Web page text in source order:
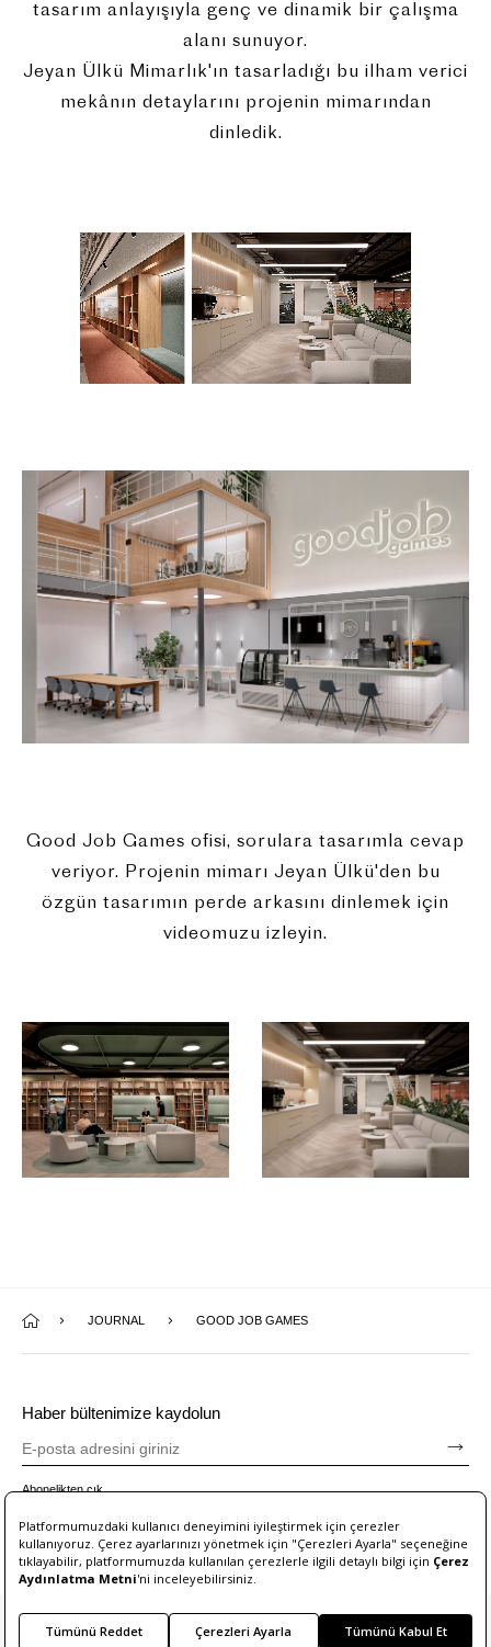
tasarım anlayışıyla genç ve dinamik bir çalışma
alanı sunuyor.
Jeyan Ülkü Mimarlık'ın tasarladığı bu ilham verici
mekânın detaylarını projenin mimarından
dinledik.
Good Job Games ofisi, sorulara tasarımla cevap
veriyor. Projenin mimarı Jeyan Ülkü'den bu
özgün tasarımın perde arkasını dinlemek için
videomuzu izleyin.
JOURNAL GOOD JOB GAMES
Haber bültenimize kaydolun
Abonelikten çık
© 2026 B&T Design| Gizlilik Politikası
Platformumuzdaki kullanıcı deneyimini iyileştirmek için çerezler
kullanıyoruz. Çerez ayarlarınızı yönetmek için "Çerezleri Ayarla" seçeneğine
tıklayabilir, platformumuzda kullanılan çerezlerle ilgili detaylı bilgi için Çerez
Aydınlatma Metni'ni inceleyebilirsiniz.
Tümünü Reddet Çerezleri Ayarla Tümünü Kabul Et